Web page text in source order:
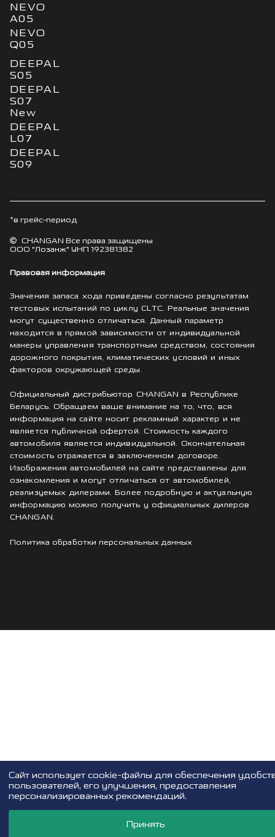
NEVO
A05
NEVO
Q05
DEEPAL
S05
DEEPAL
S07
New
DEEPAL
L07
DEEPAL
S09
*в грейс-период
CHANGAN Все права защищены
ООО "Лозанж" УНП 192381382
Правовая информация
Значения запаса хода приведены согласно результатам
тестовых испытаний по циклу CLTC. Реальные значения
могут существенно отличаться. Данный параметр
находится в прямой зависимости от индивидуальной
манеры управления транспортным средством, состояния
дорожного покрытия, климатических условий и иных
факторов окружающей среды.
Официальный дистрибьютор CHANGAN в Республике
Беларусь. Обращаем ваше внимание на то, что, вся
информация на сайте носит рекламный характер и не
является публичной офертой. Стоимость каждого
автомобиля является индивидуальной. Окончательная
стоимость отражается в заключенном договоре.
Изображения автомобилей на сайте представлены для
ознакомления и могут отличаться от автомобилей,
реализуемых дилерами. Более подробную и актуальную
информацию можно получить у официальных дилеров
CHANGAN.
Политика обработки персональных данных
Cайт использует cookie-файлы для обеспечения
пользователей, его улучшения, предоставления
персонализированных рекомендаций.
Принять